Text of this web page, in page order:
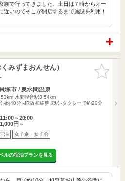
族で行ってきました。土日は７時からオー
近いのでそこが開店するまで施設を利用！
お気に入
りに追加
みずまおんせん）
塚市 / 奥水間温泉
水間観音駅3.54km
-約40分 -JR阪和線熊取駅 -タクシーで約20分
～20:00
円～
泊 女子旅・女子会
ルの宿泊プランを見る